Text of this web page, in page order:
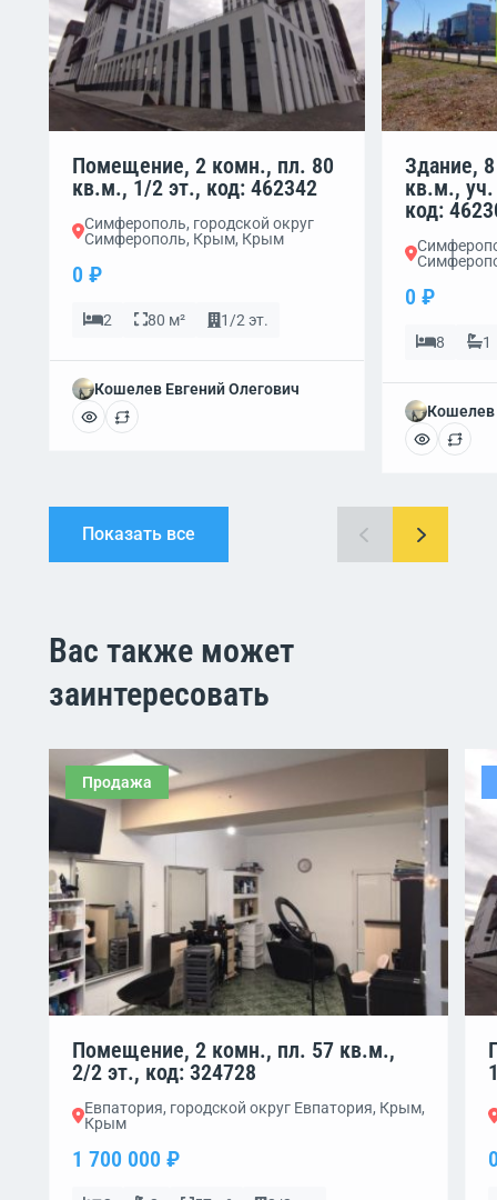
Помещение, 2 комн., пл. 80
кв.м., 1/2 эт., код: 462342
Симферополь, городской округ
Симферополь, Крым, Крым
0 ₽
2 80 м² 1/2 эт.
Кошелев Евгений Олегович
Здание,
кв.м.,
код:
0 ₽
8 1
Кошелев
Показать все
Вас также может
заинтересовать
Продажа
Помещение, 2 комн., пл. 57 кв.м.,
2/2 эт., код: 324728
Евпатория, городской округ Евпатория, Крым,
Крым
1 700 000 ₽